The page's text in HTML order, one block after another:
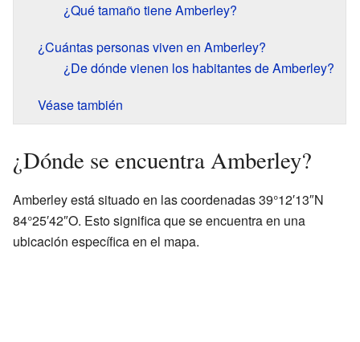
¿Qué tamaño tiene Amberley?
¿Cuántas personas viven en Amberley?
¿De dónde vienen los habitantes de Amberley?
Véase también
¿Dónde se encuentra Amberley?
Amberley está situado en las coordenadas 39°12′13″N
84°25′42″O. Esto significa que se encuentra en una
ubicación específica en el mapa.